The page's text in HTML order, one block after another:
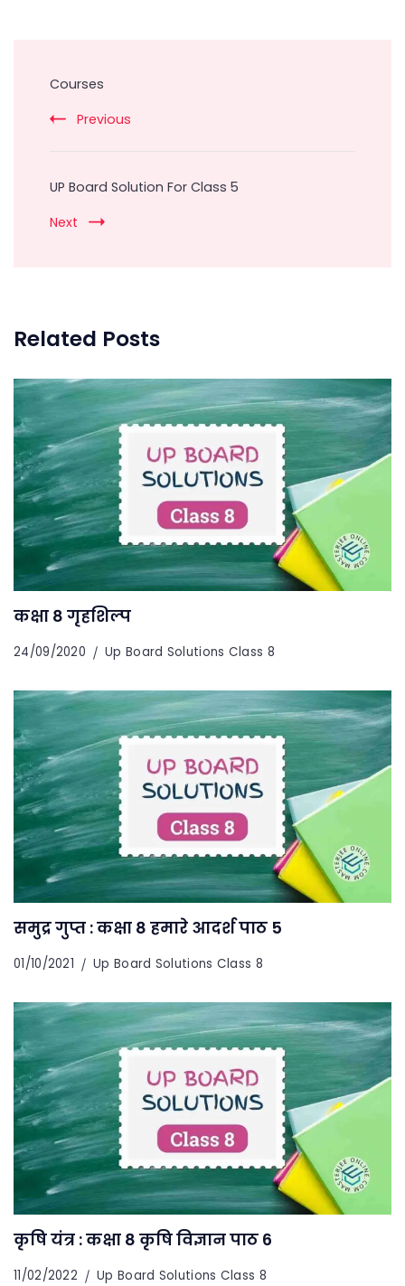
Navigation
Courses
Previous
UP Board Solution For Class 5
Next
Related Posts
कक्षा 8 गृहशिल्प
24/09/2020 Up Board Solutions Class 8
समुद्र गुप्त : कक्षा 8 हमारे आदर्श पाठ 5
01/10/2021 Up Board Solutions Class 8
कृषि यंत्र : कक्षा 8 कृषि विज्ञान पाठ 6
11/02/2022 Up Board Solutions Class 8